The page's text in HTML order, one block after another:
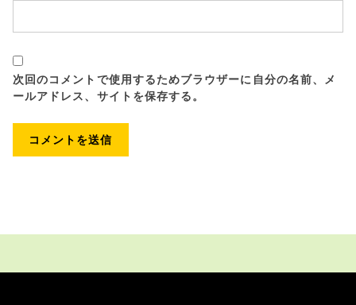
次回のコメントで使用するためブラウザーに自分の名前、メ
ールアドレス、サイトを保存する。